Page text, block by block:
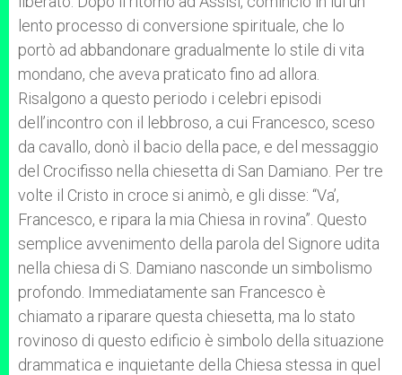
lento processo di conversione spirituale, che lo
portò ad abbandonare gradualmente lo stile di vita
mondano, che aveva praticato fino ad allora.
Risalgono a questo periodo i celebri episodi
dell’incontro con il lebbroso, a cui Francesco, sceso
da cavallo, donò il bacio della pace, e del messaggio
del Crocifisso nella chiesetta di San Damiano. Per tre
volte il Cristo in croce si animò, e gli disse: “Va’,
Francesco, e ripara la mia Chiesa in rovina”. Questo
semplice avvenimento della parola del Signore udita
nella chiesa di S. Damiano nasconde un simbolismo
profondo. Immediatamente san Francesco è
chiamato a riparare questa chiesetta, ma lo stato
rovinoso di questo edificio è simbolo della situazione
drammatica e inquietante della Chiesa stessa in quel